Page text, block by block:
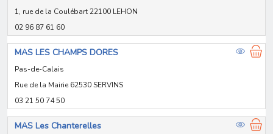
1, rue de la Coulébart 22100 LEHON
02 96 87 61 60
MAS LES CHAMPS DORES
Pas-de-Calais
Rue de la Mairie 62530 SERVINS
03 21 50 74 50
MAS Les Chanterelles